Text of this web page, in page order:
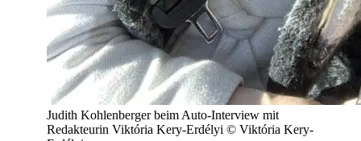
Judith Kohlenberger beim Auto-Interview mit
Redakteurin Viktória Kery-Erdélyi © Viktória Kery-